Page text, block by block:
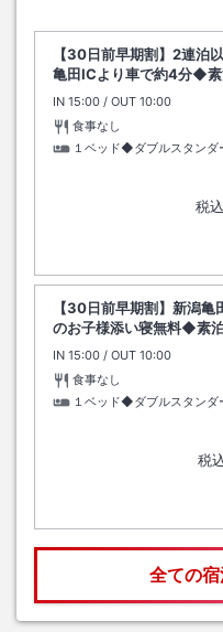
【30日前早期割】2連
亀田ICより車で約4分◆
IN チェックイン
15:00 / OUT チェックアウト
10:00
食事なし
１ベッド◆ダブルスタン
税込
【30日前早期割】新潟
のお子様添い寝無料◆素
IN チェックイン
15:00 / OUT チェックアウト
10:00
食事なし
１ベッド◆ダブルスタン
税
全ての